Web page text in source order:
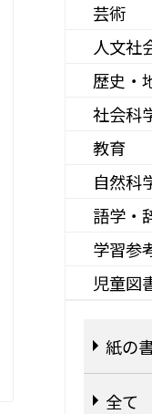
芸術
人文社
歴史・
社会科
教育
自然科
語学・
学習参
児童図
紙の
全て